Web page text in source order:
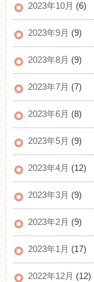
2023年10月 (6)
2023年9月 (9)
2023年8月 (9)
2023年7月 (7)
2023年6月 (8)
2023年5月 (9)
2023年4月 (12)
2023年3月 (9)
2023年2月 (9)
2023年1月 (17)
2022年12月 (12)